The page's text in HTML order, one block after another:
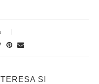
SI